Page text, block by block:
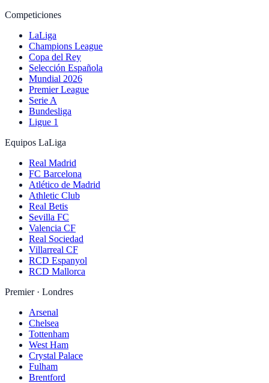
Competiciones
LaLiga
Champions League
Copa del Rey
Selección Española
Mundial 2026
Premier League
Serie A
Bundesliga
Ligue 1
Equipos LaLiga
Real Madrid
FC Barcelona
Atlético de Madrid
Athletic Club
Real Betis
Sevilla FC
Valencia CF
Real Sociedad
Villarreal CF
RCD Espanyol
RCD Mallorca
Premier · Londres
Arsenal
Chelsea
Tottenham
West Ham
Crystal Palace
Fulham
Brentford